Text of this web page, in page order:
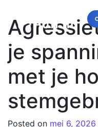
je
met je
Posted on mei 6, 2026